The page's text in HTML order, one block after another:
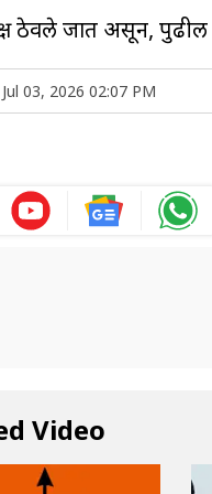
ठेवले जात असून, पुढील
03, 2026 02:07 PM
Video